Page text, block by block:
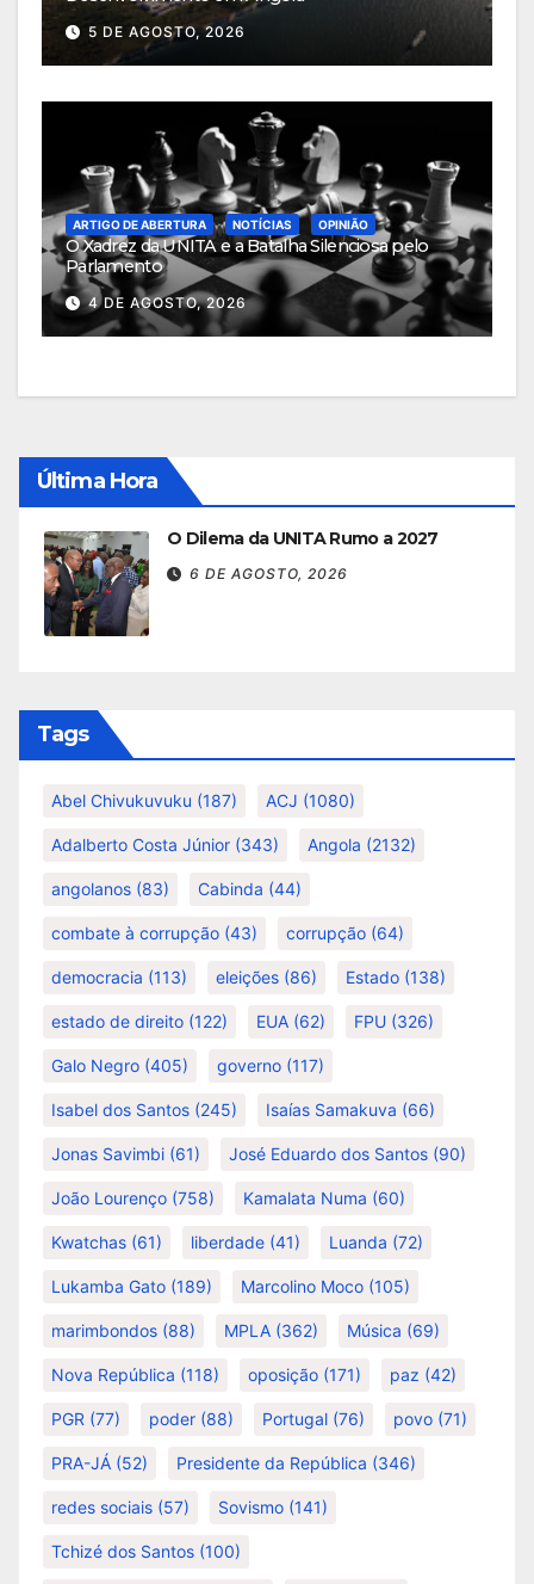
5 DE AGOSTO, 2026
ARTIGO DE ABERTURA NOTÍCIAS OPINIÃO
O Xadrez da UNITA e a Batalha Silenciosa pelo
Parlamento
4 DE AGOSTO, 2026
Última Hora
O Dilema da UNITA Rumo a 2027
6 DE AGOSTO, 2026
Tags
Abel Chivukuvuku (187) ACJ (1080)
Adalberto Costa Júnior (343) Angola (2132)
angolanos (83) Cabinda (44)
combate à corrupção (43) corrupção (64)
democracia (113) eleições (86) Estado (138)
estado de direito (122) EUA (62) FPU (326)
Galo Negro (405) governo (117)
Isabel dos Santos (245) Isaías Samakuva (66)
Jonas Savimbi (61) José Eduardo dos Santos (90)
João Lourenço (758) Kamalata Numa (60)
Kwatchas (61) liberdade (41) Luanda (72)
Lukamba Gato (189) Marcolino Moco (105)
marimbondos (88) MPLA (362) Música (69)
Nova República (118) oposição (171) paz (42)
PGR (77) poder (88) Portugal (76) povo (71)
PRA-JÁ (52) Presidente da República (346)
redes sociais (57) Sovismo (141)
Tchizé dos Santos (100)